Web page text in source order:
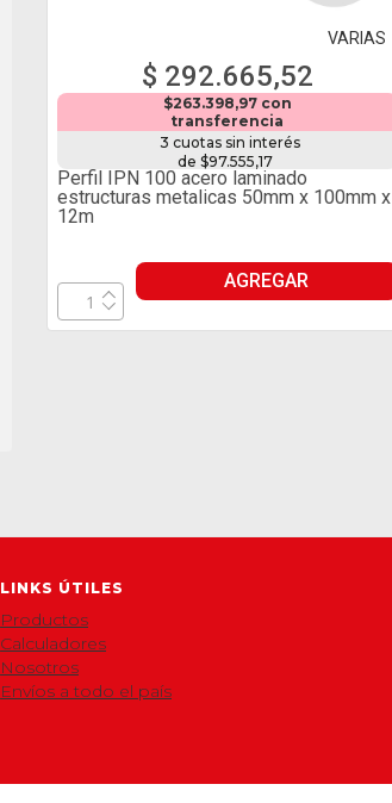
VARIAS
$ 292.665,52
$263.398,97 con
transferencia
3 cuotas sin interés
de $97.555,17
Perfil IPN 100 acero laminado
estructuras metalicas 50mm x 100mm x
12m
AGREGAR
LINKS ÚTILES
Productos
Calculadores
Nosotros
Envíos a todo el país